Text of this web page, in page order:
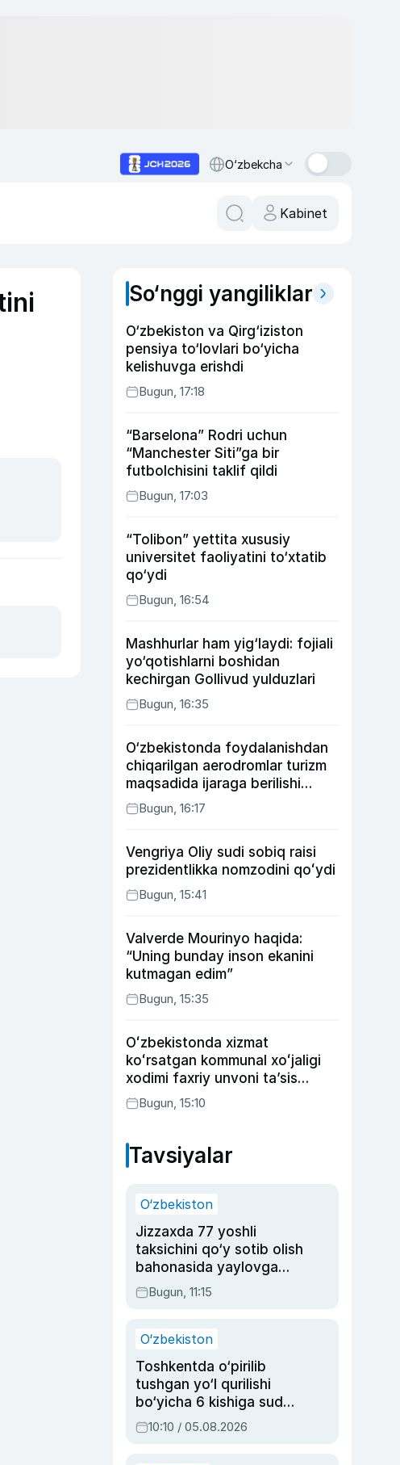
O‘zbekcha
Kabinet
So‘nggi yangiliklar
O‘zbekiston va Qirg‘iziston
pensiya to‘lovlari bo‘yicha
kelishuvga erishdi
Bugun, 17:18
“Barselona” Rodri uchun
“Manchester Siti”ga bir
futbolchisini taklif qildi
Bugun, 17:03
“Tolibon” yettita xususiy
universitet faoliyatini to‘xtatib
qo‘ydi
Bugun, 16:54
Mashhurlar ham yig‘laydi: fojiali
yo‘qotishlarni boshidan
kechirgan Gollivud yulduzlari
Bugun, 16:35
O‘zbekistonda foydalanishdan
chiqarilgan aerodromlar turizm
maqsadida ijaraga berilishi
mumkin
Bugun, 16:17
Vengriya Oliy sudi sobiq raisi
prezidentlikka nomzodini qoʻydi
Bugun, 15:41
Valverde Mourinyo haqida:
“Uning bunday inson ekanini
kutmagan edim”
Bugun, 15:35
Oʻzbekistonda xizmat
koʻrsatgan kommunal xoʻjaligi
xodimi faxriy unvoni taʼsis
etilishi mumkin
Bugun, 15:10
Tavsiyalar
O‘zbekiston
Jizzaxda 77 yoshli
taksichini qo‘y sotib olish
bahonasida yaylovga
olib borib o‘ldirgan yigit
20 yilga qamaldi
Bugun, 11:15
O‘zbekiston
Toshkentda o‘pirilib
tushgan yo‘l qurilishi
bo‘yicha 6 kishiga sud
hukmi o‘qildi
10:10 / 05.08.2026